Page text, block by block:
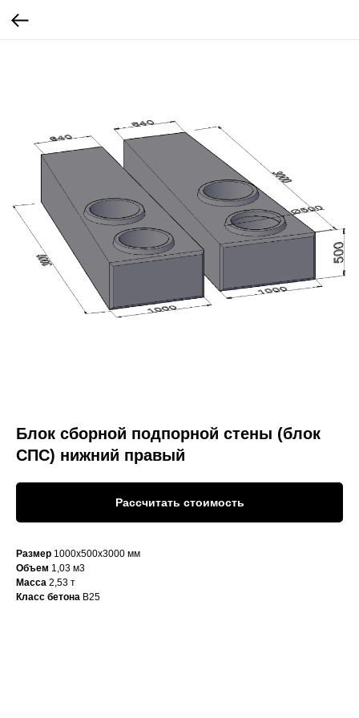
Блок сборной подпорной стены (блок
СПС) нижний правый
Рассчитать стоимость
Размер 1000х500х3000 мм
Объем 1,03 м3
Масса 2,53 т
Класс бетона В25